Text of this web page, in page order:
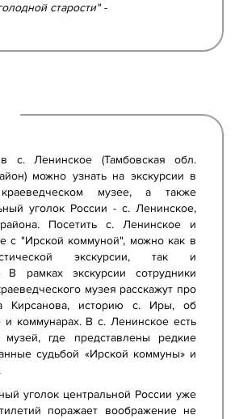
старости"-
с. Ленинское (Тамбовская обл.
можно узнать на экскурсии в
краеведческом музее, а также
уголок России - с. Ленинское,
района. Посетить с. Ленинское и
с "Ирской коммуной", можно как в
экскурсии, так и
В рамках экскурсии сотрудники
музея расскажут про
Кирсанова, историю с. Иры, об
коммунарах. В с. Ленинское есть
где представлены редкие
судьбой «Ирской коммуны» и
уголок центральной России уже
поражает воображение не